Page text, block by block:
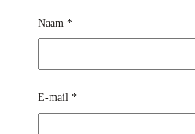
Naam *
E-mail *